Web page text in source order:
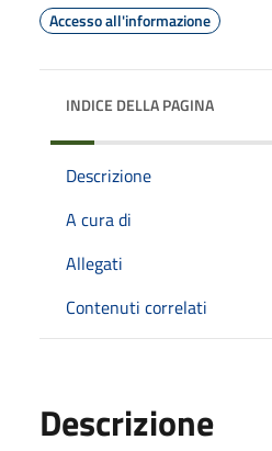
Accesso all'informazione
INDICE DELLA PAGINA
Descrizione
A cura di
Allegati
Contenuti correlati
Descrizione